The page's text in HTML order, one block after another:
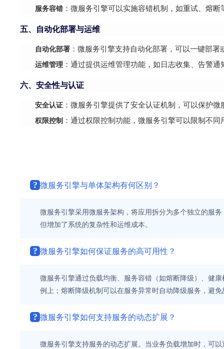
服务容错 ：微服务引擎可以实施容错机制，如重试、熔
五、自动化部署与运维
自动化部署 ：微服务引擎支持自动化部署，可以一键部
运维管理 ：通过提供运维管理功能，如日志收集、告警
六、安全性与认证
安全认证 ：微服务引擎提供了安全认证机制，可以保护
权限控制 ：通过权限控制功能，微服务引擎可以限制不
? 微服务引擎与单体架构有何区别？
微服务引擎采用微服务架构，将应用拆分为多个独立的服
但增加了系统的复杂性和运维成本。
? 微服务引擎如何保证服务的高可用性？
微服务引擎通过负载均衡、服务容错（如熔断降级）、健
例上；熔断降级机制可以在服务异常时自动降级服务，避
? 微服务引擎如何支持服务的动态扩展？
微服务引擎支持服务的动态扩展。当业务负载增加时，可